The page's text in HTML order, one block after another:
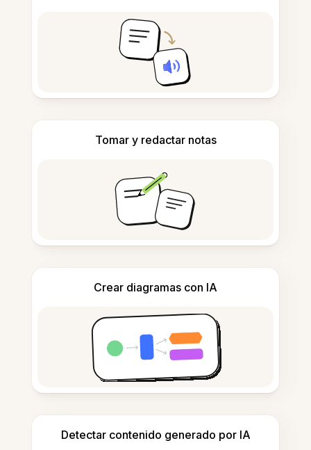
Tomar y redactar notas
Crear diagramas con IA
Detectar contenido generado por IA